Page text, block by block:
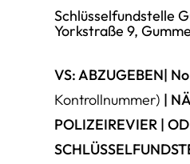
Schlüsselfundstelle
Yorkstraße 9,
VS:ABZUGEBEN|
Kontrollnummer) |
POLIZEIREVIER |